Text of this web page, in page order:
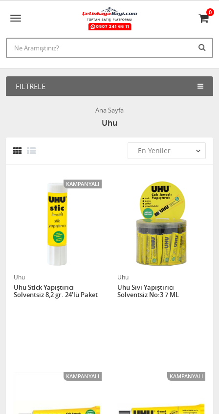
0
FILTRELE
Ana Sayfa
Uhu
KAMPANYALI
Uhu
Uhu Stick Yapıştırıcı
Solventsiz 8,2 gr. 24'lü Paket
Uhu
Uhu Sıvı Yapıştırıcı
Solventsiz No:3 7 ML
KAMPANYALI KAMPANYALI